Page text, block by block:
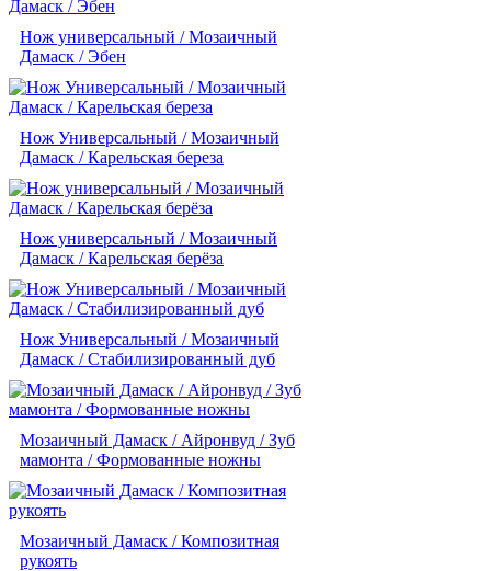
Нож универсальный / Мозаичный
Дамаск / Эбен
Нож Универсальный / Мозаичный
Дамаск / Карельская береза
Нож универсальный / Мозаичный
Дамаск / Карельская берёза
Нож Универсальный / Мозаичный
Дамаск / Стабилизированный дуб
Мозаичный Дамаск / Айронвуд / Зуб
мамонта / Формованные ножны
Мозаичный Дамаск / Композитная
рукоять